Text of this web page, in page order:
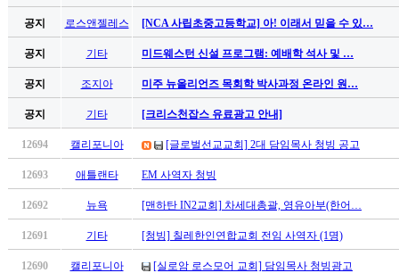
꼴
밍
넷
minky
합
체
안
공지 로스앤젤레스 [NCA 사립초중고등학교] 아! 이래서 믿을 수 있…
공지 기타 미드웨스턴 신설 프로그램: 예배학 석사 및 …
공지 조지아 미주 뉴올리언즈 목회학 박사과정 온라인 원…
공지 기타 [크리스천잡스 유료광고 안내]
12694 캘리포니아 [글로벌선교교회] 2대 담임목사 청빙 공고
12693 애틀랜타 EM 사역자 청빙
12692 뉴욕 [맨하탄 IN2교회] 차세대총괄, 영유아부(한어…
12691 기타 [청빙] 칠레한인연합교회 전임 사역자 (1명)
12690 캘리포니아 [실로암 로스모어 교회] 담임목사 청빙광고